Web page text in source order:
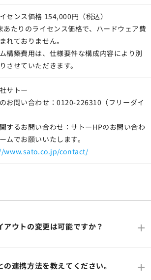
センス価格 154,000円（税込）
たりのライセンス価格で、ハードウェア費
れておりません。
構築費用は、仕様要件な構成内容により別
させていただきます。
サトー
お問い合わせ：0120-226310（フリーダイ
するお問い合わせ：サトーHPのお問い合わ
ムでお願いいたします。
www.sato.co.jp/contact/
アウトの変更は可能ですか？
連携方法を教えてください。